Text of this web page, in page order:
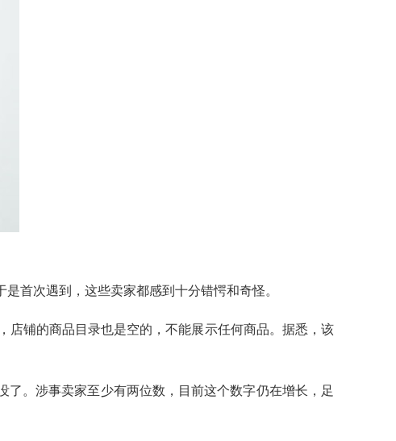
首次遇到，这些卖家都感到十分错愕和奇怪。
店铺的商品目录也是空的，不能展示任何商品。据悉，该
。涉事卖家至少有两位数，目前这个数字仍在增长，足